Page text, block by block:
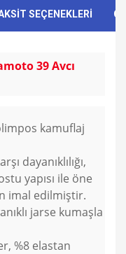
SEÇENEKLERİ
39 Avcı
kamuflaj
dayanıklılığı,
yapısı ile öne
imal edilmiştir.
jarse kumaşla
%8 elastan